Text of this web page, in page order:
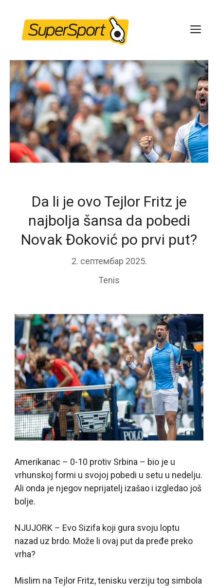
content
Da li je ovo Tejlor Fritz je
najbolja šansa da pobedi
Novak Đoković po prvi put?
2. септембар 2025.
Tenis
Amerikanac – 0-10 protiv Srbina – bio je u
vrhunskoj formi u svojoj pobedi u setu u nedelju.
Ali onda je njegov neprijatelj izašao i izgledao još
bolje.
NJUJORK – Evo Sizifa koji gura svoju loptu
nazad uz brdo. Može li ovaj put da pređe preko
vrha?
Mislim na Tejlor Fritz, tenisku verziju tog simbola